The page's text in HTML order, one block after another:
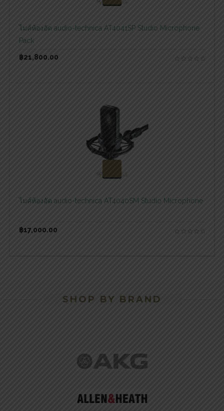
สอบถามและสั่งซื้อสินค้า
ไมค์ห้องอัด audio-technica AT4041SP Studio Microphone
Pack
฿21,800.00
สอบถามและสั่งซื้อสินค้า
ไมค์ห้องอัด audio-technica AT4040SM Studio Microphone
฿17,000.00
SHOP BY BRAND